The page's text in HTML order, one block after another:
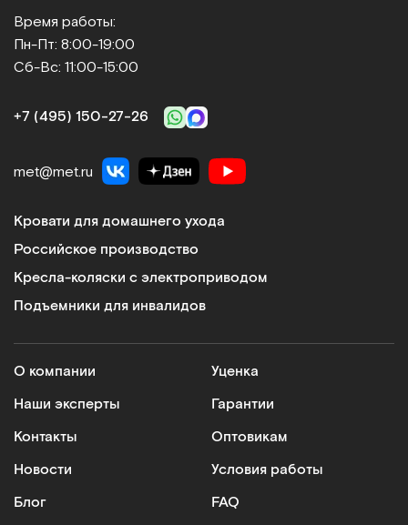
Время работы:
Пн-Пт: 8:00-19:00
Сб-Вс: 11:00-15:00
+7 (495) 150‑27‑26
met@met.ru
Кровати для домашнего ухода
Российское производство
Кресла-коляски с электроприводом
Подъемники для инвалидов
О компании
Наши эксперты
Контакты
Новости
Блог
Уценка
Гарантии
Оптовикам
Условия работы
FAQ